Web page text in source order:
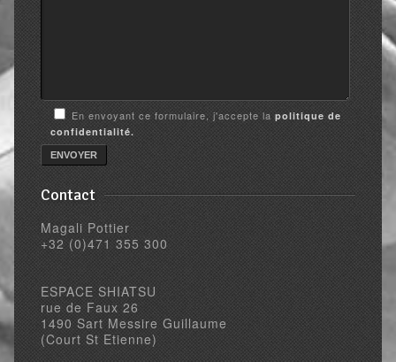
En envoyant ce formulaire, j'accepte la politique de
confidentialité.
Contact
Magali Pottier
+32 (0)471 355 300
ESPACE SHIATSU
rue de Faux 26
1490 Sart Messire Guillaume
(Court St Etienne)